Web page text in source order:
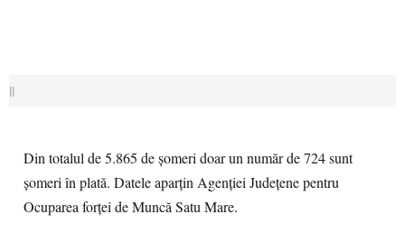
||
Din totalul de 5.865 de şomeri doar un număr de 724 sunt
şomeri în plată. Datele aparţin Agenţiei Judeţene pentru
Ocuparea forţei de Muncă Satu Mare.